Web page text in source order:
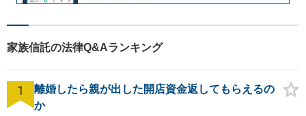
家族信託の法律Q&Aランキング
1
離婚したら親が出した開店資金返してもらえるの
か